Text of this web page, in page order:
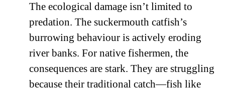
The ecological damage isn’t limited to
predation. The suckermouth catfish’s
burrowing behaviour is actively eroding
river banks. For native fishermen, the
consequences are stark. They are struggling
because their traditional catch—fish like